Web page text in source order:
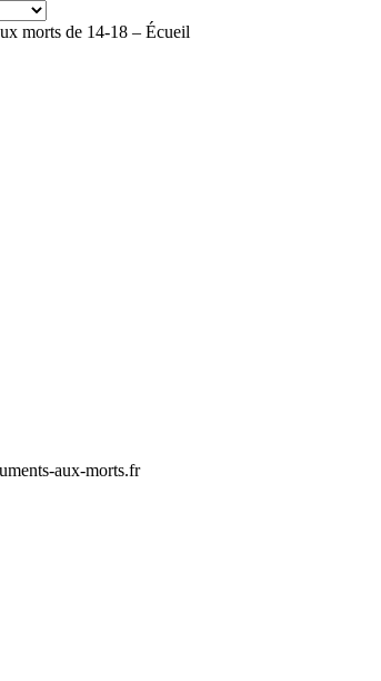
morts de 14-18 – Écueil
aux-morts.fr